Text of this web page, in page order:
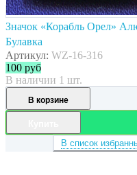
Значок «Корабль Орел»
Булавка
Артикул: WZ-16-316
100 руб
В наличии 1 шт.
В корзине
В список